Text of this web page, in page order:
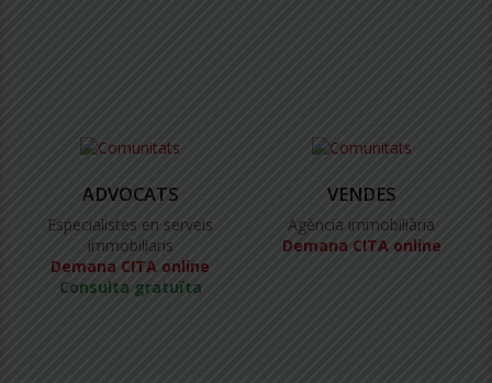
ADVOCATS
Especialistes en serveis
immobiliaris
Demana CITA online
Consulta gratuïta
VENDES
Agència immobiliària
Demana CITA online